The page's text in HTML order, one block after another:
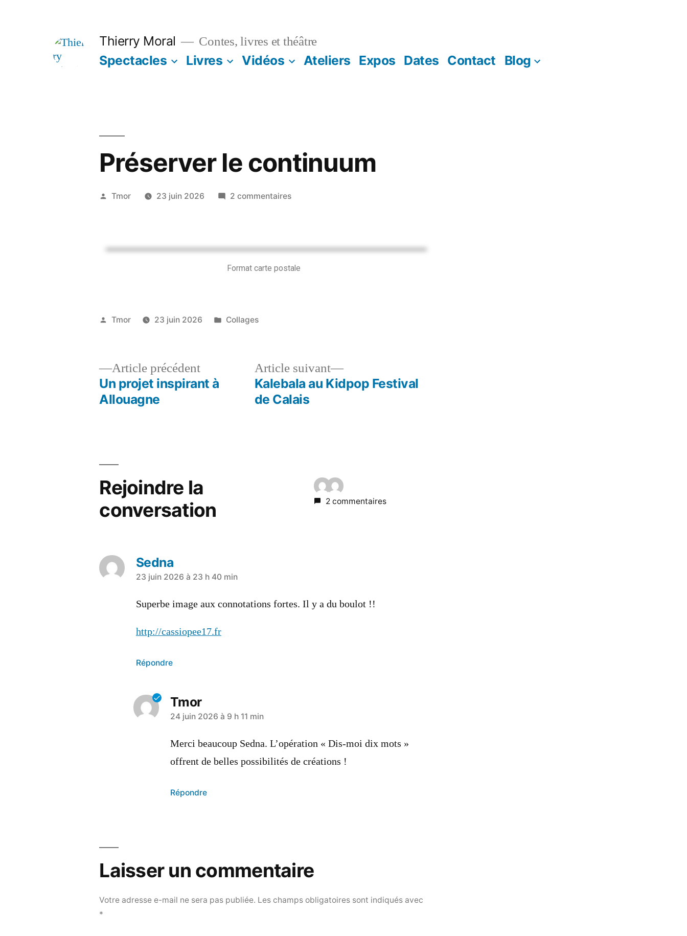
Thierry Moral Contes, livres et théâtre
Spectacles Livres Vidéos Ateliers Expos Dates Contact Blog
Préserver le continuum
Tmor 23 juin 2026 2 commentaires
Format carte postale
Tmor 23 juin 2026 Collages
Article précédent
Un projet inspirant à
Allouagne
Article suivant
Kalebala au Kidpop Festival
de Calais
Rejoindre la
conversation
2 commentaires
Sedna
23 juin 2026 à 23 h 40 min
Superbe image aux connotations fortes. Il y a du boulot !!
http://cassiopee17.fr
Répondre
Tmor
24 juin 2026 à 9 h 11 min
Merci beaucoup Sedna. L’opération « Dis-moi dix mots »
offrent de belles possibilités de créations !
Répondre
Votre adresse e-mail ne sera pas publiée. Les champs obligatoires sont indiqués avec
*
Laisser un commentaire